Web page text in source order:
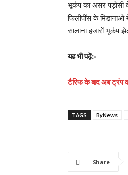
भूकंप का असर पड़ोसी
फिलीपींस के मिंडानाओ
सालाना हजारों भूकंप
यह भी पढ़ें:-
टैरिफ के बाद अब ट्रंप
TAGS ByNews
Share